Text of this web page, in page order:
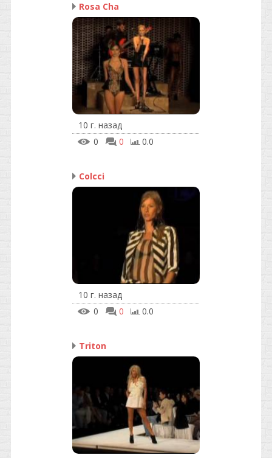
Rosa Cha
10 г. назад
0
0 0.0
Colcci
10 г. назад
0
0 0.0
Triton